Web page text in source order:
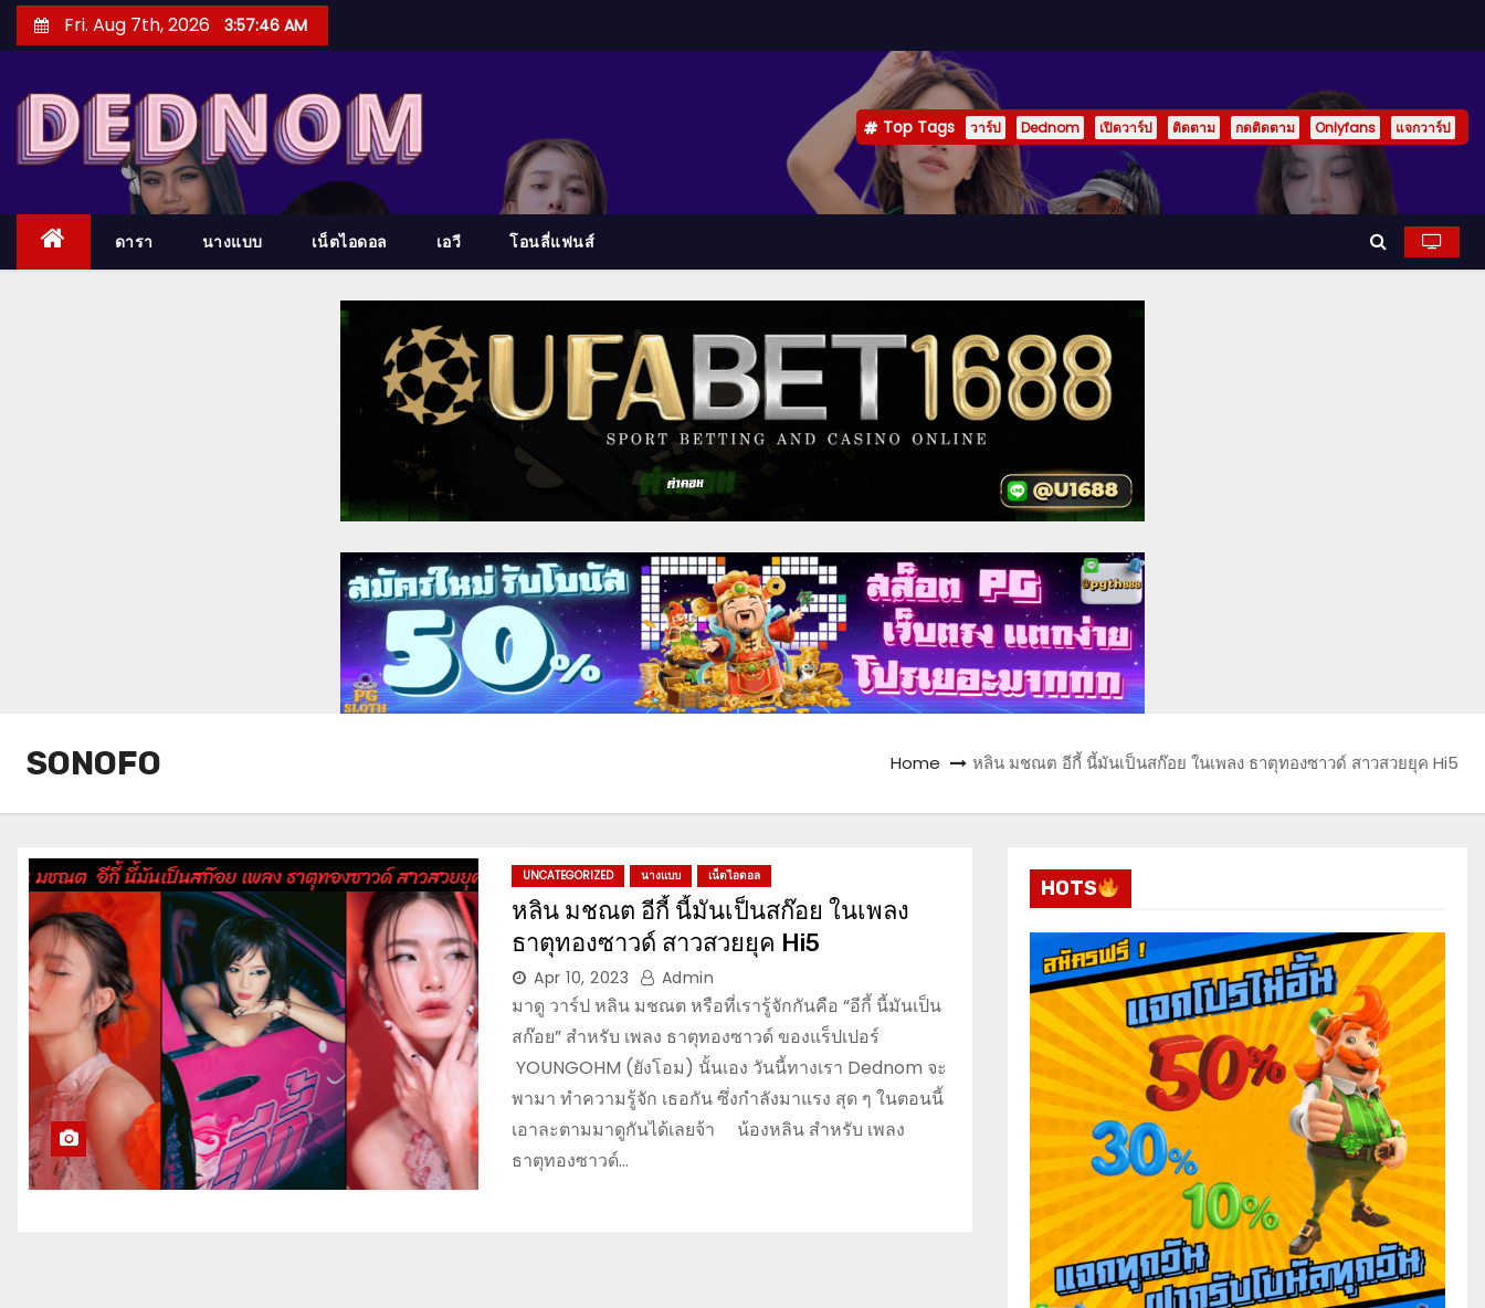
k
Fri. Aug 7th, 2026 3:57:47 AM
Top Tags วาร์ป Dednom เปิดวาร์ป ติดตาม กดติดตาม Onlyfans แจกวาร์ป
ดารา นางแบบ เน็ตไอดอล เอวี โอนลี่แฟนส์
SONOFO Home หลิน มชณต อีกี้ นี้มันเป็นสก๊อย ในเพลง ธาตุทองซาวด์ สาวสวยยุค Hi5
UNCATEGORIZED นางแบบ เน็ตไอดอล
หลิน มชณต อีกี้ นี้มันเป็นสก๊อย ในเพลง
ธาตุทองซาวด์ สาวสวยยุค Hi5
Apr 10, 2023 Admin
มาดู วาร์ป หลิน มชณต หรือที่เรารู้จักกันคือ “อีกี้ นี้มันเป็น
สก๊อย” สำหรับ เพลง ธาตุทองซาวด์ ของแร็ปเปอร์
YOUNGOHM (ยังโอม) นั้นเอง วันนี้ทางเรา Dednom จะ
พามา ทำความรู้จัก เธอกัน ซึ่งกำลังมาแรง สุด ๆ ในตอนนี้
เอาละตามมาดูกันได้เลยจ้า น้องหลิน สำหรับ เพลง
ธาตุทองซาวด์…
HOTS